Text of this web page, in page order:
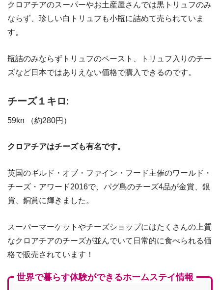
クロアチアのスーパーやお土産屋さんでは黒トリュフのみ
ならず、珍しい白トリュフも小瓶に詰めて売られていま
す。
瓶詰のみならずトリュフのペースト、トリュフ入りのチー
ズなど日本ではありえない価格で購入できるのです。
チーズ１キロ:
59kn （約280円）
クロアチアはチーズも有名です。
英国のギルド・オブ・ファイン・フード主催のワールド・
チーズ・アワード2016で、パグ島のチーズ4品が金賞、銀
賞、銅賞に輝きました。
スーパーマーケットやチーズショップにはたくさんの上質
なクロアチアのチーズが並んでいて日常的に食べられる価
格で販売されています！
世界で暮らす体験ができるホームステイ情報